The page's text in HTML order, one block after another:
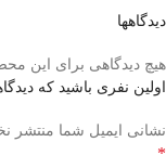
دیدگاهها
هیچ دیدگاهی برای این
اولین نفری باشید که دیدگاهی
نشانی ایمیل شما منتشر
*